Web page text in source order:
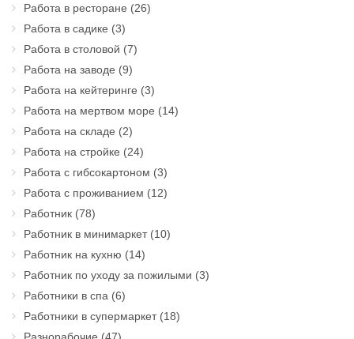
Работа в ресторане (26)
Работа в садике (3)
Работа в столовой (7)
Работа на заводе (9)
Работа на кейтеринге (3)
Работа на мертвом море (14)
Работа на складе (2)
Работа на стройке (24)
Работа с гибсокартоном (3)
Работа с проживанием (12)
Работник (78)
Работник в минимаркет(10)
Работник на кухню (14)
Работник по уходу за пожилыми (3)
Работники в спа (6)
Работники в супермаркет(18)